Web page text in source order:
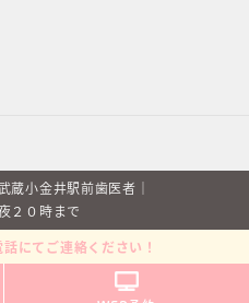
蔵小金井駅前歯医者｜
２０時まで
にてご連絡ください！